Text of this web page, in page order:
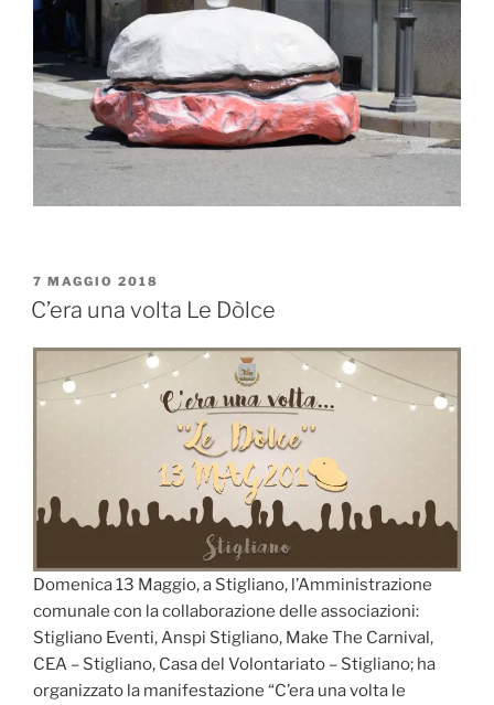
PUBBLICATO
IL
7 MAGGIO 2018
C’era una volta Le Dòlce
Domenica 13 Maggio, a Stigliano, l’Amministrazione
comunale con la collaborazione delle associazioni:
Stigliano Eventi, Anspi Stigliano, Make The Carnival,
CEA – Stigliano, Casa del Volontariato – Stigliano; ha
organizzato la manifestazione “C’era una volta le